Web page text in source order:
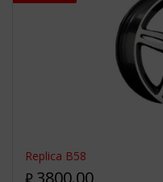
Replica B58
3800.00